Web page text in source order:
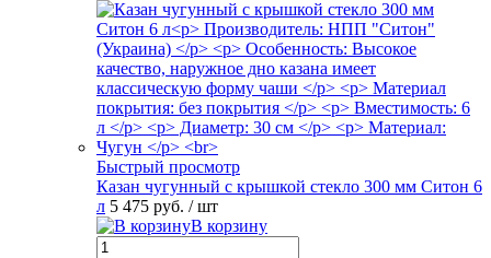
Быстрый просмотр
Казан чугунный с крышкой стекло 300 мм Ситон 6
л 5 475 руб. / шт
В корзину